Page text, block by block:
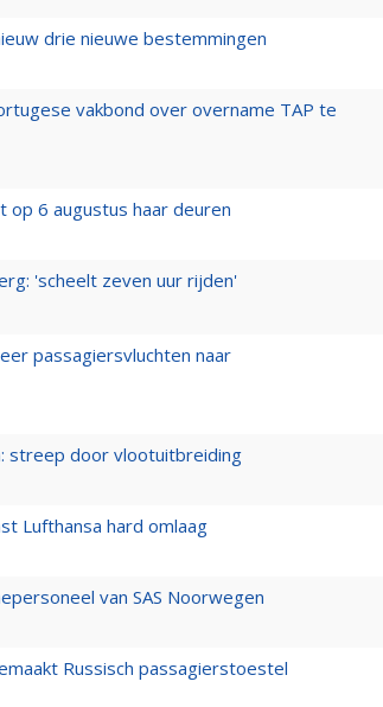
drie nieuwe bestemmingen
vakbond over overname TAP te
op 6 augustus haar deuren
'scheelt zeven uur rijden'
passagiersvluchten naar
streep door vlootuitbreiding
Lufthansa hard omlaag
van SAS Noorwegen
Russisch passagierstoestel